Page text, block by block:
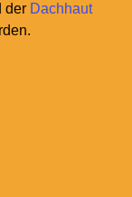
der Dachhaut